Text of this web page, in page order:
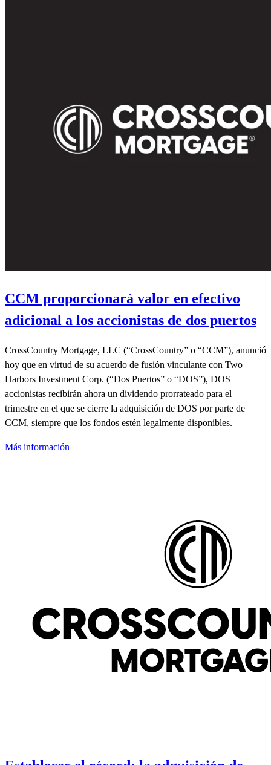
CCM proporcionará valor en efectivo
adicional a los accionistas de dos puertos
CrossCountry Mortgage, LLC (“CrossCountry” o “CCM”), anunció
hoy que en virtud de su acuerdo de fusión vinculante con Two
Harbors Investment Corp. (“Dos Puertos” o “DOS”), DOS
accionistas recibirán ahora un dividendo prorrateado para el
trimestre en el que se cierre la adquisición de DOS por parte de
CCM, siempre que los fondos estén legalmente disponibles.
Más información